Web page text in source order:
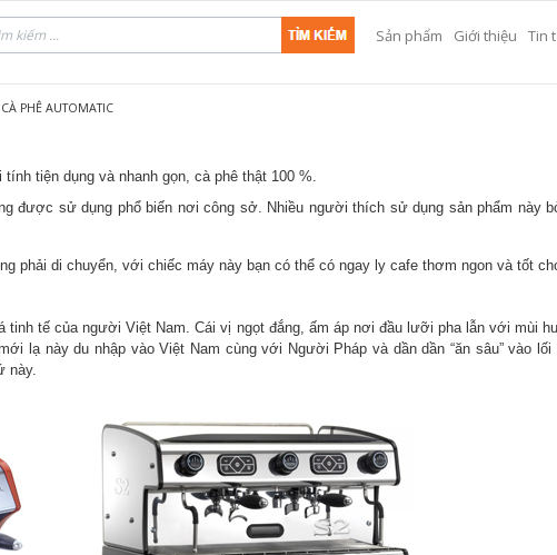
Sản phẩm Giới thiệu Tin
PHÊ AUTOMATIC
hàng, bar, vuakem
tiện dụng và nhanh gọn, cà phê thật 100 %.
được sử dụng phổ biến nơi công sở. Nhiều người thích sử dụng sản phẩm này
phải di chuyển, với chiếc máy này bạn có thể có ngay ly cafe thơm ngon và tốt
tinh tế của người Việt Nam. Cái vị ngọt đắng, ấm áp nơi đầu lưỡi pha lẫn với mùi
lạ này du nhập vào Việt Nam cùng với Người Pháp và dần dần “ăn sâu” vào
này.